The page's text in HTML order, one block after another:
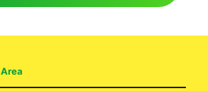
Area